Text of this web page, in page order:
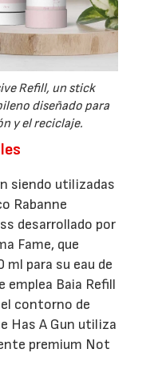
Refill, un stick
diseñado para
y el reciclaje.
siendo utilizadas
Rabanne
desarrollado por
Fame, que
ml para su eau de
emplea Baia Refill
contorno de
Has A Gun utiliza
premium Not